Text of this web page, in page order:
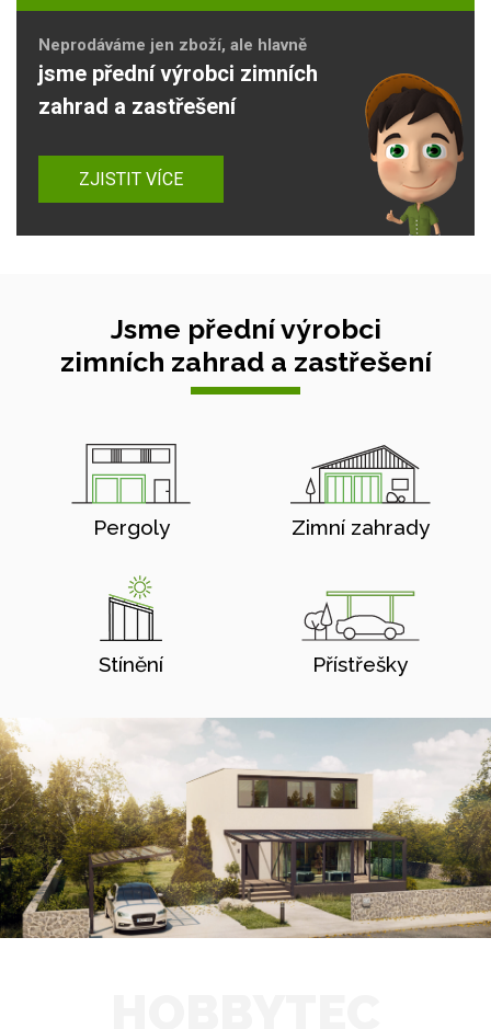
Neprodáváme jen zboží, ale hlavně
jsme přední výrobci zimních
zahrad a zastřešení
ZJISTIT VÍCE
Jsme přední výrobci
zimních zahrad a zastřešení
Pergoly Zimní zahrady
Stínění Přístřešky